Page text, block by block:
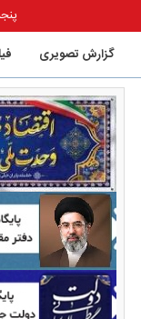
پنجشنبه
گزارش تصویری